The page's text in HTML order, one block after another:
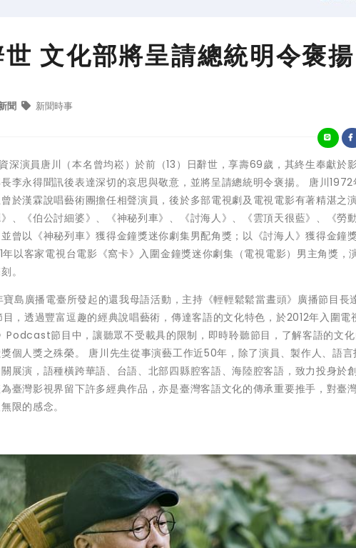
文化部將呈請總統明令褒揚
聞 新聞時事
演員唐川（本名曾均崧）於前（13）日辭世，享壽69歲，其終生奉獻於
李永得聞訊後表達深切的哀思與敬意，並將呈請總統明令褒揚。 唐川1972
於漢霖說唱藝術團擔任相聲演員，後於多部電視劇及電視電影有著精湛之
、《伯公討細婆》、《神秘列車》、《討海人》、《雲頂天很藍》、《勞動
曾以《神秘列車》獲得金鐘獎迷你劇集男配角獎；以《討海人》獲得金鐘
以客家電視台電影《窩卡》入圍金鐘獎迷你劇集（電視電影）男主角獎，
。
島廣播電臺所發起的還我母語活動，主持《輕輕鬆鬆當晝頭》廣播節目長
，透過豐富逗趣的經典說唱藝術，傳達客語的文化特色，於2012年入圍電
節目中，讓聽眾不受載具的限制，即時聆聽節目，了解客語的文
個人獎之殊榮。 唐川先生從事演藝工作近50年，除了演員、製作人、語
展演，語種橫跨華語、台語、北部四縣腔客語、海陸腔客語，致力投身於
臺灣影視界留下許多經典作品，亦是臺灣客語文化的傳承重要推手，對臺
限的感念。